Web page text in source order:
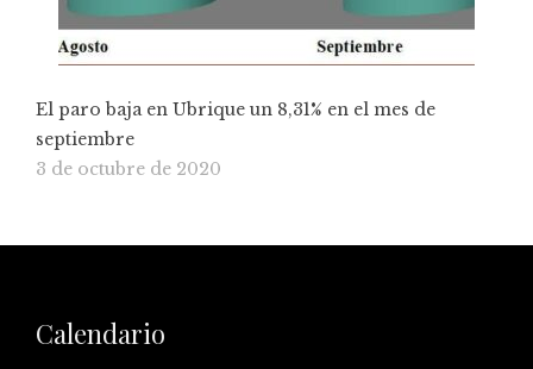
El paro baja en Ubrique un 8,31% en el mes de
septiembre
3 de octubre de 2020
Calendario